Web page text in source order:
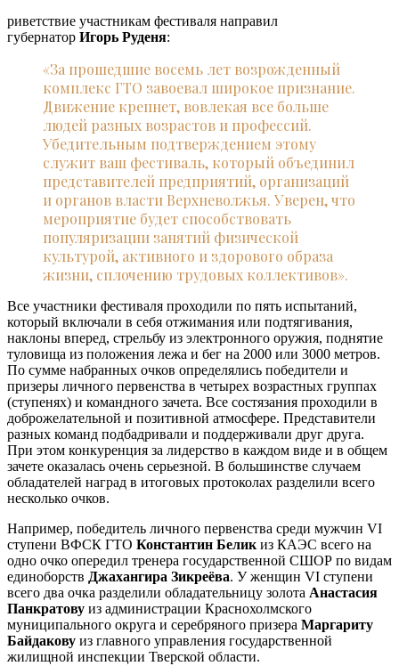
риветствие участникам фестиваля направил
губернатор Игорь Руденя:
«За прошедшие восемь лет возрожденный
комплекс ГТО завоевал широкое признание.
Движение крепнет, вовлекая все больше
людей разных возрастов и профессий.
Убедительным подтверждением этому
служит ваш фестиваль, который объединил
представителей предприятий, организаций
и органов власти Верхневолжья. Уверен, что
мероприятие будет способствовать
популяризации занятий физической
культурой, активного и здорового образа
жизни, сплочению трудовых коллективов».
Все участники фестиваля проходили по пять испытаний,
который включали в себя отжимания или подтягивания,
наклоны вперед, стрельбу из электронного оружия, поднятие
туловища из положения лежа и бег на 2000 или 3000 метров.
По сумме набранных очков определялись победители и
призеры личного первенства в четырех возрастных группах
(ступенях) и командного зачета. Все состязания проходили в
доброжелательной и позитивной атмосфере. Представители
разных команд подбадривали и поддерживали друг друга.
При этом конкуренция за лидерство в каждом виде и в общем
зачете оказалась очень серьезной. В большинстве случаем
обладателей наград в итоговых протоколах разделили всего
несколько очков.
Например, победитель личного первенства среди мужчин VI
ступени ВФСК ГТО Константин Белик из КАЭС всего на
одно очко опередил тренера государственной СШОР по видам
единоборств Джахангира Зикреёва. У женщин VI ступени
всего два очка разделили обладательницу золота Анастасия
Панкратову из администрации Краснохолмского
муниципального округа и серебряного призера Маргариту
Байдакову из главного управления государственной
жилищной инспекции Тверской области.